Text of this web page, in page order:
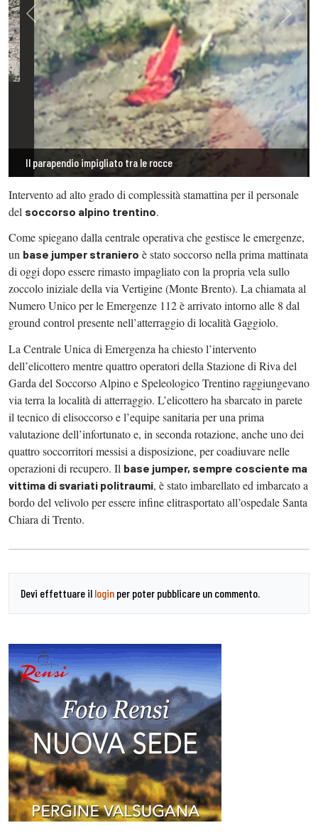
Il parapendio impigliato tra le rocce
Previous Next
Intervento ad alto grado di complessità stamattina per il personale
del soccorso alpino trentino.
Come spiegano dalla centrale operativa che gestisce le emergenze,
un base jumper straniero è stato soccorso nella prima mattinata
di oggi dopo essere rimasto impagliato con la propria vela sullo
zoccolo iniziale della via Vertigine (Monte Brento). La chiamata al
Numero Unico per le Emergenze 112 è arrivato intorno alle 8 dal
ground control presente nell’atterraggio di località Gaggiolo.
La Centrale Unica di Emergenza ha chiesto l’intervento
dell’elicottero mentre quattro operatori della Stazione di Riva del
Garda del Soccorso Alpino e Speleologico Trentino raggiungevano
via terra la località di atterraggio. L’elicottero ha sbarcato in parete
il tecnico di elisoccorso e l’equipe sanitaria per una prima
valutazione dell’infortunato e, in seconda rotazione, anche uno dei
quattro soccorritori messisi a disposizione, per coadiuvare nelle
operazioni di recupero. Il base jumper, sempre cosciente ma
vittima di svariati politraumi, è stato imbarellato ed imbarcato a
bordo del velivolo per essere infine elitrasportato all’ospedale Santa
Chiara di Trento.
Devi effettuare il login per poter pubblicare un commento.